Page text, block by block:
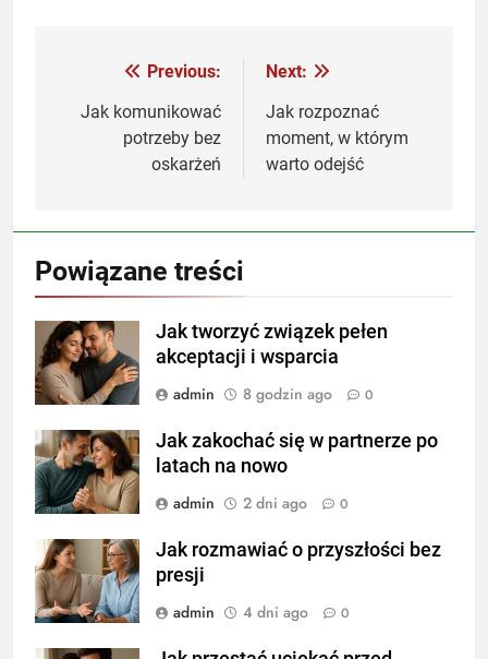
Nawigacja
wpisu
Previous:
Jak komunikować
potrzeby bez
oskarżeń
Next:
Jak rozpoznać
moment, w którym
warto odejść
Powiązane treści
Jak tworzyć związek pełen
akceptacji i wsparcia
admin
8 godzin ago 0
Jak zakochać się w partnerze po
latach na nowo
admin
2 dni ago 0
Jak rozmawiać o przyszłości bez
presji
admin
4 dni ago 0